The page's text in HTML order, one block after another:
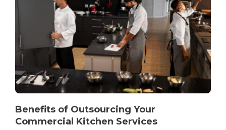
Benefits of Outsourcing Your
Commercial Kitchen Services